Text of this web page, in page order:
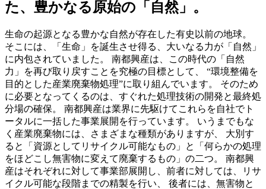
た、豊かなる原始の「自然」。
生命の起源となる豊かな自然が存在した有史以前の地球。
そこには、「生命」を誕生させ得る、大いなる力が「自然」
に内包されていました。 南都興産は、この時代の「自然
力」を再び取り戻すことを究極の目標として、 “環境整備を
目的とした産業廃棄物処理”に取り組んでいます。 そのため
に必要となってくるのは、すぐれた処理技術の開発と最終処
分場の確保。 南都興産は業界に先駆けてこれらを自社でト
ータルに一括した事業展開を行っています。 いうまでもな
く産業廃棄物には、さまざまな種類がありますが、 大別す
ると「資源としてリサイクル可能なもの」と「何らかの処理
をほどこし無害物に変えて廃棄するもの」の二つ。 南都興
産はそれぞれに対して事業部展開し、前者に対しては、リサ
イクル可能な段階までの精製を行い、 後者には、無害物と